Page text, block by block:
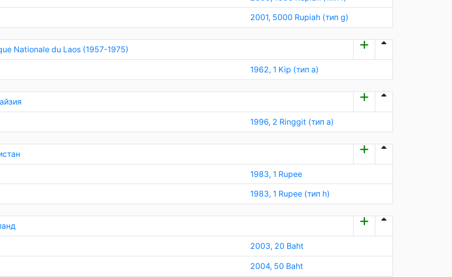
2001, 5000 Rupiah (тип g)
Nationale du Laos (1957-1975)
1962, 1 Kip (тип а)
1996, 2 Ringgit (тип а)
1983, 1 Rupee
1983, 1 Rupee (тип h)
2003, 20 Baht
2004, 50 Baht